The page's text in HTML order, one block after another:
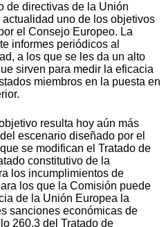
de directivas de la Unión
uno de los objetivos
el Consejo Europeo. La
informes periódicos al
a los que se les da un alto
sirven para medir la eficacia
miembros en la puesta en
resulta hoy aún más
escenario diseñado por el
se modifican el Tratado de
constitutivo de la
los incumplimientos de
los que la Comisión puede
de la Unión Europea la
sanciones económicas de
260.3 del Tratado de